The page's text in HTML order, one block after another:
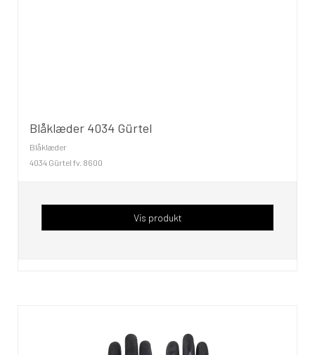
Blåklæder 4034 Gürtel
Blåklæder
4034 Gürtel fv. 8600
Vis produkt